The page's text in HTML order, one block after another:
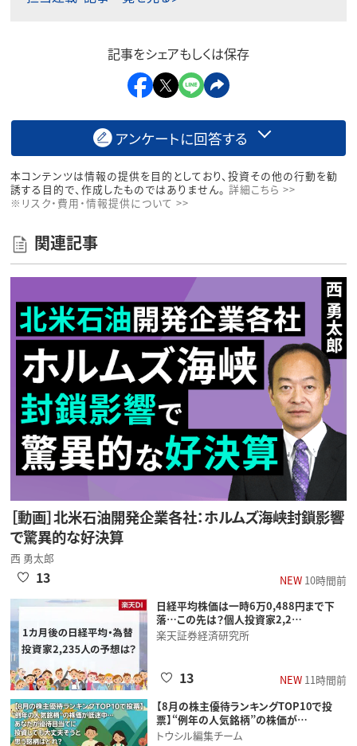
記事をシェアもしくは保存
アンケートに回答する
本コンテンツは情報の提供を目的としており、投資その他の行動を勧
誘する目的で、作成したものではありません。 詳細こちら >>
※リスク・費用・情報提供について >>
関連記事
［動画］北米石油開発企業各社：ホルムズ海峡封鎖影響
で驚異的な好決算
西 勇太郎
NEW10時間前
13
日経平均株価は一時6万0,488円まで下
落…この先は？個人投資家2,2…
楽天証券経済研究所
NEW11時間前
13
【8月の株主優待ランキングTOP10で投
票】“例年の人気銘柄”の株価が…
トウシル編集チーム